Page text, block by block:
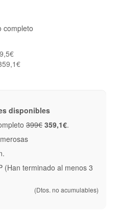
completo
disponibles
399€ 359,1€.
(Han terminado al menos 3
(Dtos. no acumulables)